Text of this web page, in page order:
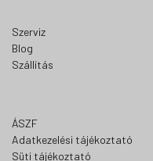
Szerviz
Blog
Szállítás
ÁSZF
Adatkezelési tájékoztató
Süti tájékoztató